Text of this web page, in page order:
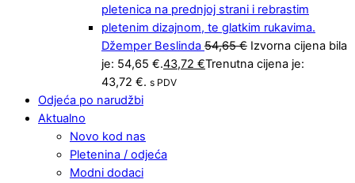
Džemper Beslinda 54,65€ Izvorna cijena bila
je: 54,65 €.43,72 €Trenutna cijena je:
43,72 €. s PDV
Odjeća po narudžbi
Aktualno
Novo kod nas
Pletenina / odjeća
Modni dodaci